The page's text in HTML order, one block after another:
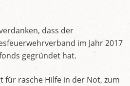
dass der
im Jahr 2017
gegründet hat.
für rasche Hilfe in der Not, zum